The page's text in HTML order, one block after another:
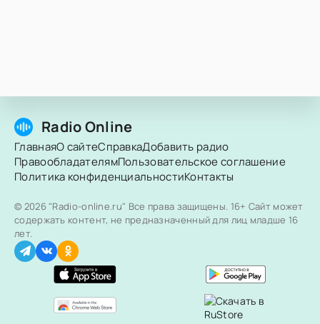
Radio Online
ГлавнаяО сайтеСправкаДобавить радио
ПравообладателямПользовательское соглашение
Политика конфиденциальностиКонтакты
© 2026 "Radio-online.ru" Все права защищены. 16+ Сайт может
содержать контент, не предназначенный для лиц младше 16
лет.